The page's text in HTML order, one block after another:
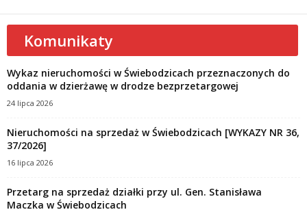
Komunikaty
Wykaz nieruchomości w Świebodzicach przeznaczonych do
oddania w dzierżawę w drodze bezprzetargowej
24 lipca 2026
Nieruchomości na sprzedaż w Świebodzicach [WYKAZY NR 36,
37/2026]
16 lipca 2026
Przetarg na sprzedaż działki przy ul. Gen. Stanisława
Maczka w Świebodzicach